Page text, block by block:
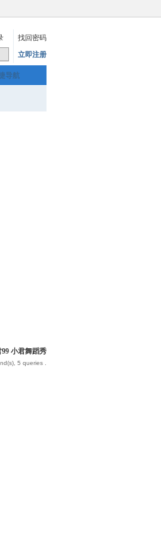
找回密码
立即注册
导航
小君舞蹈秀
5 queries .